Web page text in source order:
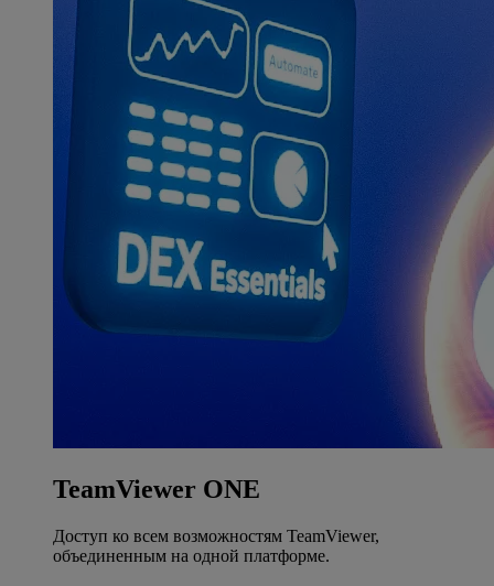
TeamViewer ONE
Доступ ко всем возможностям TeamViewer,
объединенным на одной платформе.